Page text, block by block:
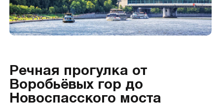
Речная прогулка от
Воробьёвых гор до
Новоспасского моста